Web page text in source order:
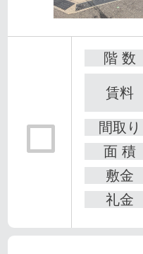
階 数
賃料
間取り
面 積
敷金
礼金